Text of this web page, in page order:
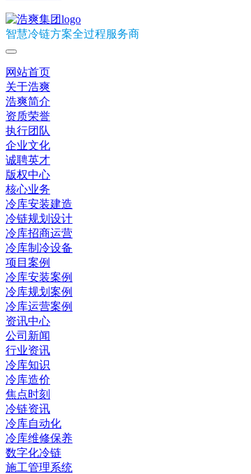
智慧冷链方案全过程服务商
网站首页
关于浩爽
浩爽简介
资质荣誉
执行团队
企业文化
诚聘英才
版权中心
核心业务
冷库安装建造
冷链规划设计
冷库招商运营
冷库制冷设备
项目案例
冷库安装案例
冷库规划案例
冷库运营案例
资讯中心
公司新闻
行业资讯
冷库知识
冷库造价
焦点时刻
冷链资讯
冷库自动化
冷库维修保养
数字化冷链
施工管理系统